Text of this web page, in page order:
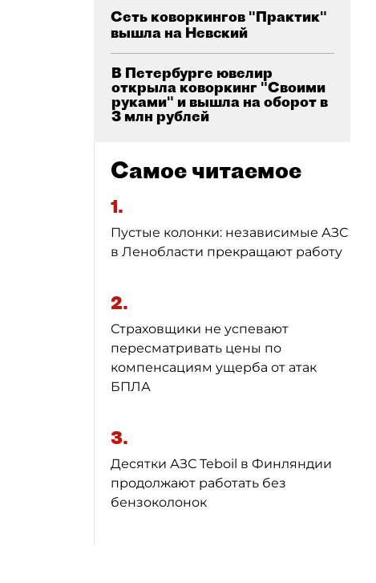
Сеть коворкингов "Практик"
вышла на Невский
В Петербурге ювелир
открыла коворкинг "Своими
руками" и вышла на оборот в
3 млн рублей
Самое читаемое
1.
Пустые колонки: независимые АЗС
в Ленобласти прекращают работу
2.
Страховщики не успевают
пересматривать цены по
компенсациям ущерба от атак
БПЛА
3.
Десятки АЗС Teboil в Финляндии
продолжают работать без
бензоколонок